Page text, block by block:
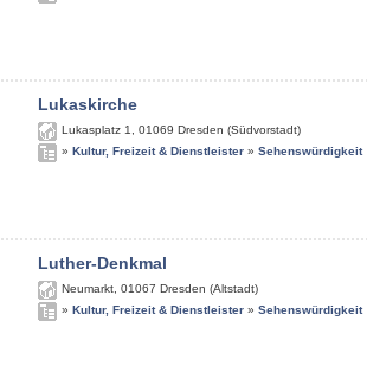
Lukaskirche
Lukasplatz 1 01069 Dresden (Südvorstadt)
» Kultur, Freizeit & Dienstleister » Sehenswürdigkeit
Luther-Denkmal
Neumarkt 01067 Dresden (Altstadt)
» Kultur, Freizeit & Dienstleister » Sehenswürdigkeit